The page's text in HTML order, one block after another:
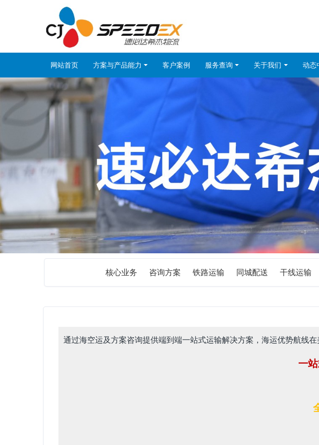
网站首页 方案与产品能力 客户案例 服务查询 关于我们 动态
核心业务 咨询方案 铁路运输 同城配送 干线运输
通过海空运及方案咨询提供端到端一站式运输解决方案，海运优势航线在
一